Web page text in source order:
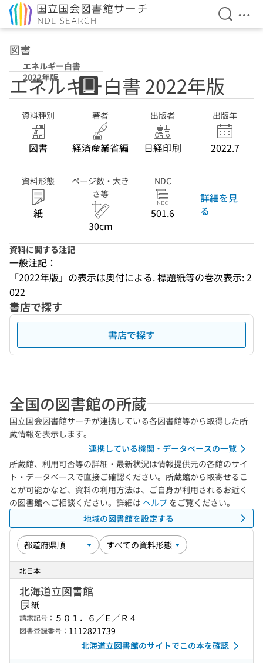
検索を
メ
図書
エネルギー白書
2022年版
エネルギー白書 2022年版
資料種別
図書
著者
経済産業省編
出版者
日経印刷
出版年
2022.7
資料形態
紙
ページ数・大き
さ等
30cm
NDC
501.6
詳細を見
る
資料に関する注記
一般注記：
「2022年版」の表示は奥付による. 標題紙等の巻次表示: 2
022
書店で探す
書店で探す
全国の図書館の所蔵
国立国会図書館サーチが連携している各図書館等から取得した所
蔵情報を表示します。
連携している機関・データベースの一覧
所蔵館、利用可否等の詳細・最新状況は情報提供元の各館のサイ
ト・データベースで直接ご確認ください。所蔵館から取寄せるこ
とが可能かなど、資料の利用方法は、ご自身が利用されるお近く
の図書館へご相談ください。詳細は ヘルプ をご覧ください。
地域の図書館を設定する
北日本
北海道立図書館
紙
請求記号： ５０１．６／Ｅ／Ｒ４
図書登録番号： 1112821739
北海道立図書館のサイトでこの本を確認